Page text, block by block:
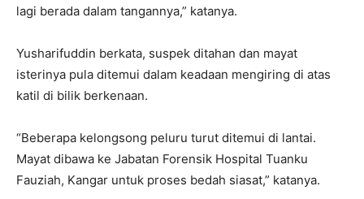
lagi berada dalam tangannya,” katanya.
Yusharifuddin berkata, suspek ditahan dan mayat
isterinya pula ditemui dalam keadaan mengiring di atas
katil di bilik berkenaan.
“Beberapa kelongsong peluru turut ditemui di lantai.
Mayat dibawa ke Jabatan Forensik Hospital Tuanku
Fauziah, Kangar untuk proses bedah siasat,” katanya.